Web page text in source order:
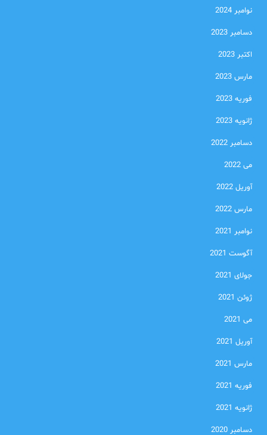
نوامبر 2024
دسامبر 2023
اکتبر 2023
مارس 2023
فوریه 2023
ژانویه 2023
دسامبر 2022
می 2022
آوریل 2022
مارس 2022
نوامبر 2021
آگوست 2021
جولای 2021
ژوئن 2021
می 2021
آوریل 2021
مارس 2021
فوریه 2021
ژانویه 2021
دسامبر 2020